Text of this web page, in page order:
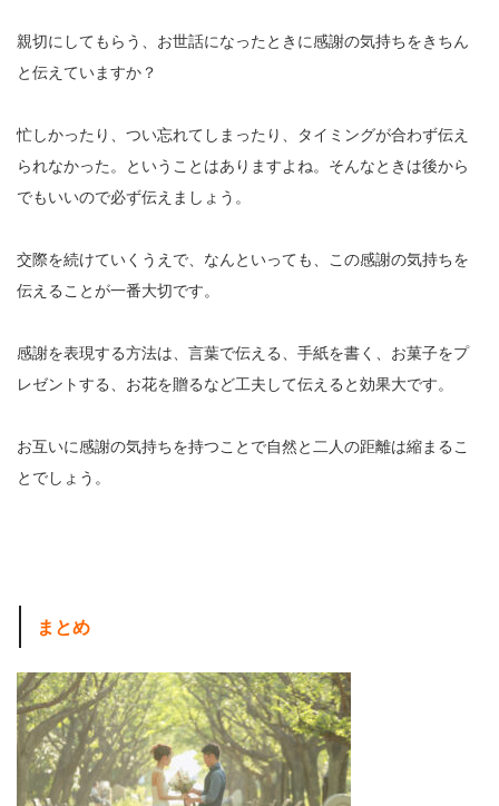
親切にしてもらう、お世話になったときに感謝の気持ちをきちん
と伝えていますか？
忙しかったり、つい忘れてしまったり、タイミングが合わず伝え
られなかった。ということはありますよね。そんなときは後から
でもいいので必ず伝えましょう。
交際を続けていくうえで、なんといっても、この感謝の気持ちを
伝えることが一番大切です。
感謝を表現する方法は、言葉で伝える、手紙を書く、お菓子をプ
レゼントする、お花を贈るなど工夫して伝えると効果大です。
お互いに感謝の気持ちを持つことで自然と二人の距離は縮まるこ
とでしょう。
まとめ